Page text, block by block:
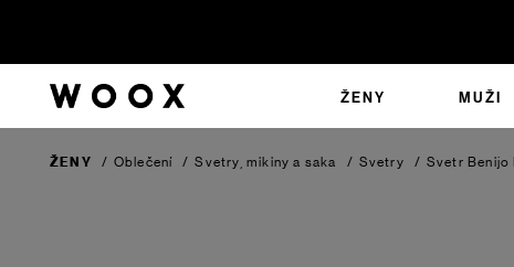
ŽENY MUŽI
ŽENY / Oblečení / Svetry, mikiny a saka / Svetry / Svetr Benijo